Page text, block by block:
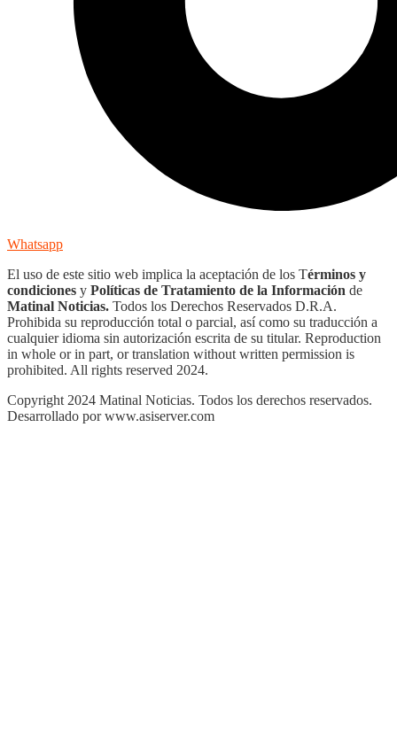
Whatsapp
El uso de este sitio web implica la aceptación de los Términos y
condiciones y Políticas de Tratamiento de la Información de
Matinal Noticias. Todos los Derechos Reservados D.R.A.
Prohibida su reproducción total o parcial, así como su traducción a
cualquier idioma sin autorización escrita de su titular. Reproduction
in whole or in part, or translation without written permission is
prohibited. All rights reserved 2024.
Copyright 2024 Matinal Noticias. Todos los derechos reservados.
Desarrollado por www.asiserver.com